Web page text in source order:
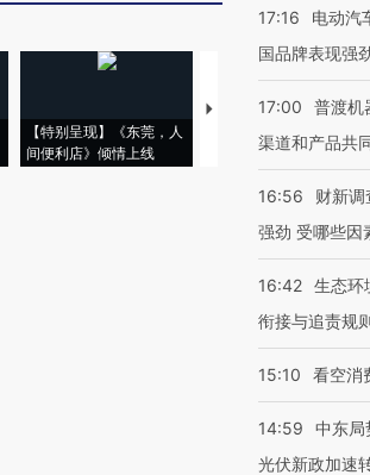
【特别呈现】《东莞，人
间便利店》倾情上线
【推广】走进第四届链博
会，让数智科技“链”接产
17:16
电动汽
国品牌表现强
17:00
普渡机
渠道和产品共
16:56
财新
强劲 受哪些因
16:42 生态环
衔接与追责规
15:10 看空消
14:59
中东局
光伏新政加速